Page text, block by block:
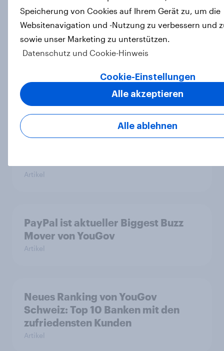
Artikel
führt neues YouGov-Ranking an
Artikel
BYD und Polestar führen
Artikel
PayPal ist aktueller Biggest Buzz
Mover von YouGov
Artikel
Neues Ranking von YouGov
Schweiz: Top 10 Banken mit den
zufriedensten Kunden
Artikel
Speicherung von Cookies auf Ihrem Gerät zu, um die
Websitenavigation und -Nutzung zu verbessern und
sowie unser Marketing zu unterstützen.
Datenschutz und Cookie-Hinweis
Cookie-Einstellungen
Alle ablehnen
Alle akzeptieren